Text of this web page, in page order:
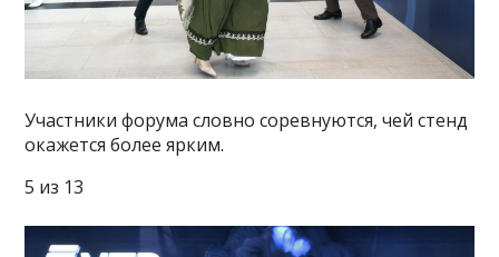
Участники форума словно соревнуются, чей стенд
окажется более ярким.
5 из 13